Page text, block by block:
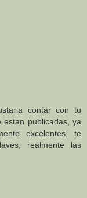
contar con tu
estan publicadas, ya
excelentes, te
realmente las